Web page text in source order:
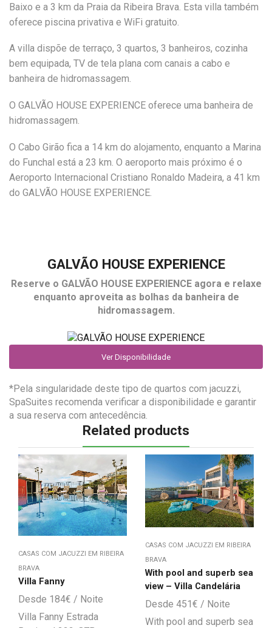
Baixo e a 3 km da Praia da Ribeira Brava. Esta villa também
oferece piscina privativa e WiFi gratuito.
A villa dispõe de terraço, 3 quartos, 3 banheiros, cozinha
bem equipada, TV de tela plana com canais a cabo e
banheira de hidromassagem.
O GALVÃO HOUSE EXPERIENCE oferece uma banheira de
hidromassagem.
O Cabo Girão fica a 14 km do alojamento, enquanto a Marina
do Funchal está a 23 km. O aeroporto mais próximo é o
Aeroporto Internacional Cristiano Ronaldo Madeira, a 41 km
do GALVÃO HOUSE EXPERIENCE.
GALVÃO HOUSE EXPERIENCE
Reserve o GALVÃO HOUSE EXPERIENCEagora e relaxe
enquanto aproveita as bolhas da banheira de
hidromassagem.
Ver Disponibilidade
*Pela singularidade deste tipo de quartos com jacuzzi,
SpaSuites recomenda verificar a disponibilidade e garantir
a sua reserva com antecedência.
Related products
CASAS COM JACUZZI EM RIBEIRA
BRAVA
Villa Fanny
184€
Villa Fanny Estrada
CASAS COM JACUZZI EM RIBEIRA
BRAVA
With pool and superb sea
view – Villa Candelária
451€
With pool and superb sea